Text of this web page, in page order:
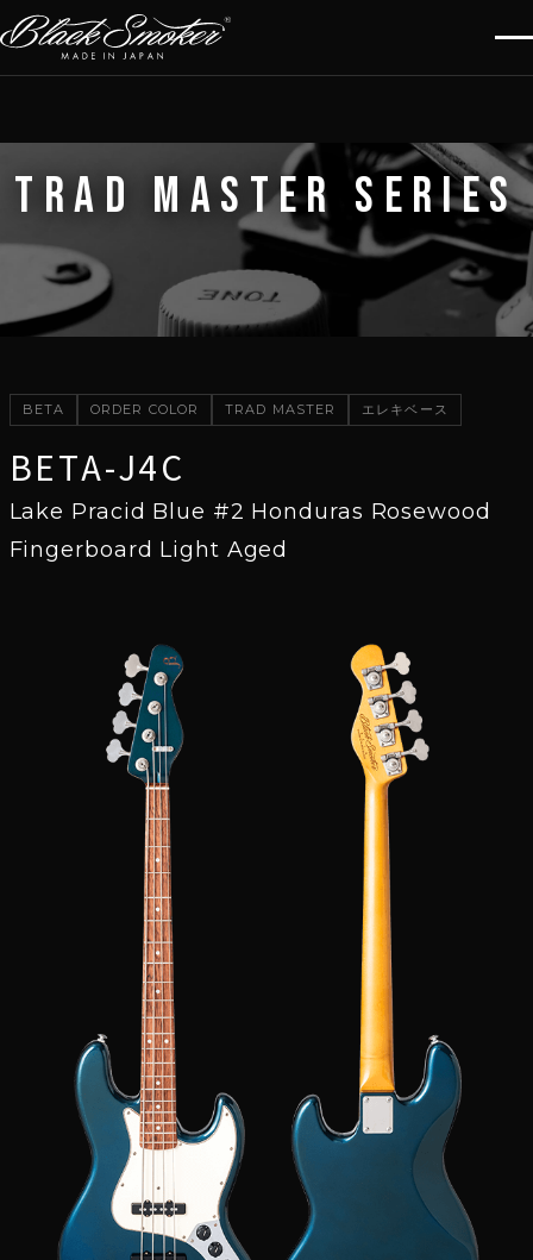
TRAD MASTER SERIES
BETA ORDER COLOR TRAD MASTER エレキベース
BETA-J4C
Lake Pracid Blue #2 Honduras Rosewood
Fingerboard Light Aged